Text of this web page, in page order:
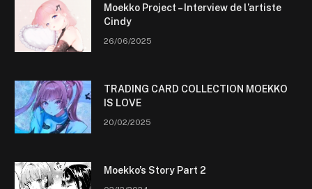
Moekko Project – Interview de l’artiste
Cindy
26/06/2025
TRADING CARD COLLECTION MOEKKO
IS LOVE
20/02/2025
Moekko’s Story Part 2